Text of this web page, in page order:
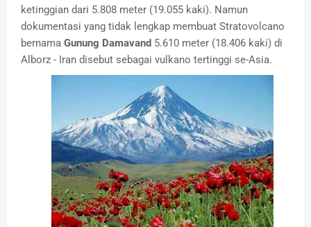
ketinggian dari 5.808 meter (19.055 kaki). Namun
dokumentasi yang tidak lengkap membuat Stratovolcano
bernama Gunung Damavand 5.610 meter (18.406 kaki) di
Alborz - Iran disebut sebagai vulkano tertinggi se-Asia.